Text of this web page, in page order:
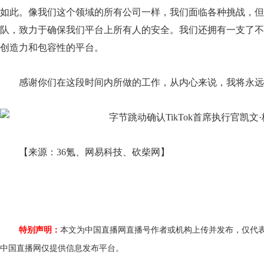
如此。像我们这个领域的所有公司一样，我们面临各种挑战，
队，致力于确保我们平台上所有人的安全。我们还拥有一支了
创造力和包容性的平台。
感谢你们在这段时间内所做的工作，从内心来说，我将永
【来源： 36氪、 网易科技​、砍柴网 】
特别声明： 本文为中国直播网直播号作者或机构上传并发布，仅
中国直播网仅提供信息发布平台。